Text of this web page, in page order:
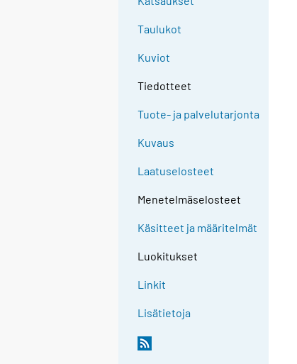
Taulukot
Kuviot
Tiedotteet
Tuote- ja palvelutarjonta
Kuvaus
Laatuselosteet
Menetelmäselosteet
Käsitteet ja määritelmät
Luokitukset
Linkit
Lisätietoja